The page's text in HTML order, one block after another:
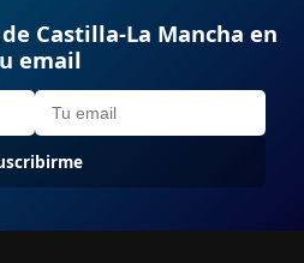
Castilla-La Mancha en
email